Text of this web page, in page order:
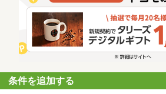
条件を追加する